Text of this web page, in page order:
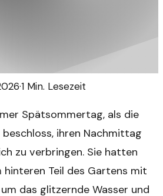
·1 Min. Lesezeit
Spätsommertag, als die
beschloss, ihren Nachmittag
zu verbringen. Sie hatten
hinteren Teil des Gartens mit
das glitzernde Wasser und